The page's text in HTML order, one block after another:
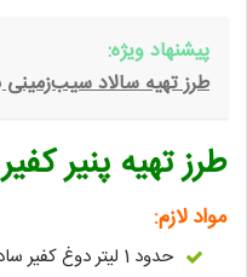
پیشنهاد ویژه:
طرز تهیه سالاد
طرز تهیه پنیر کفیر
مواد لازم:
حدود 1 لیتر دوغ کفیر ساده، غلیظ و ترش